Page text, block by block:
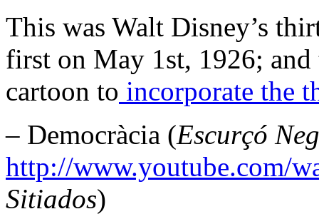
This was Walt Disney’s
first on May 1st, 1926;
cartoon to incorporate the
– Democràcia (Escurçó
http://www.youtube.com/
Sitiados)